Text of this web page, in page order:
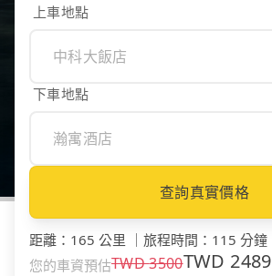
上車地點
下車地點
查詢真實價格
距離 ： 165 公里 旅程時間 ： 115 分鐘
您的車資預估TWD3500TWD 2489